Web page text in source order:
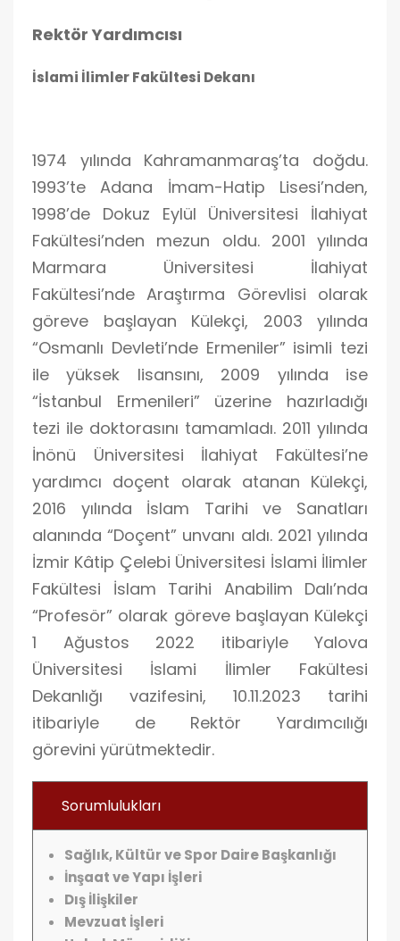
Rektör Yardımcısı
İslami İlimler Fakültesi Dekanı
1974 yılında Kahramanmaraş’ta doğdu.
1993’te Adana İmam-Hatip Lisesi’nden,
1998’de Dokuz Eylül Üniversitesi İlahiyat
Fakültesi’nden mezun oldu. 2001 yılında
Marmara Üniversitesi İlahiyat
Fakültesi’nde Araştırma Görevlisi olarak
göreve başlayan Külekçi, 2003 yılında
“Osmanlı Devleti’nde Ermeniler” isimli tezi
ile yüksek lisansını, 2009 yılında ise
“İstanbul Ermenileri” üzerine hazırladığı
tezi ile doktorasını tamamladı. 2011 yılında
İnönü Üniversitesi İlahiyat Fakültesi’ne
yardımcı doçent olarak atanan Külekçi,
2016 yılında İslam Tarihi ve Sanatları
alanında “Doçent” unvanı aldı. 2021 yılında
İzmir Kâtip Çelebi Üniversitesi İslami İlimler
Fakültesi İslam Tarihi Anabilim Dalı’nda
“Profesör” olarak göreve başlayan Külekçi
1 Ağustos 2022 itibariyle Yalova
Üniversitesi İslami İlimler Fakültesi
Dekanlığı vazifesini, 10.11.2023 tarihi
itibariyle de Rektör Yardımcılığı
görevini yürütmektedir.
Sorumlulukları
Sağlık, Kültür ve Spor Daire Başkanlığı
İnşaat ve Yapı İşleri
Dış İlişkiler
Mevzuat İşleri